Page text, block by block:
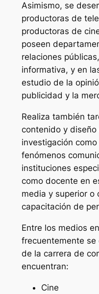
Asimismo, se
productoras de
productoras de
poseen
relaciones
informativa, y en
estudio de la
publicidad y la
Realiza también
contenido y
investigación
fenómenos
instituciones
como docente en
media y superior o
capacitación de
Entre los medios
frecuentemente se
de la carrera de
encuentran:
Cine